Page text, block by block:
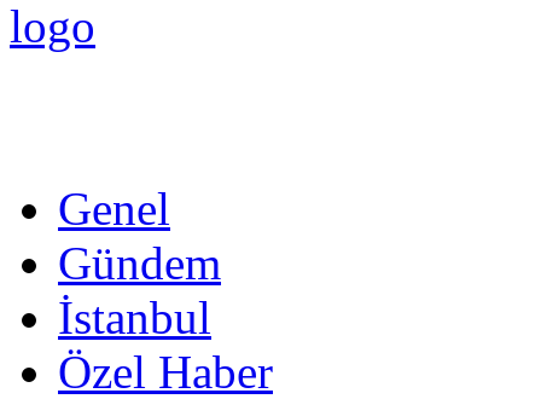
Genel
Gündem
İstanbul
Özel Haber